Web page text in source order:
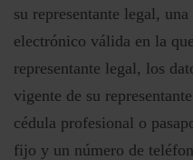
su representante legal,
electrónico válida en la que
representante legal, los
vigente de su
cédula profesional o
fijo y un número de